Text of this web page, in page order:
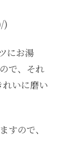
)
にお湯
で、それ
いに磨い
ので、